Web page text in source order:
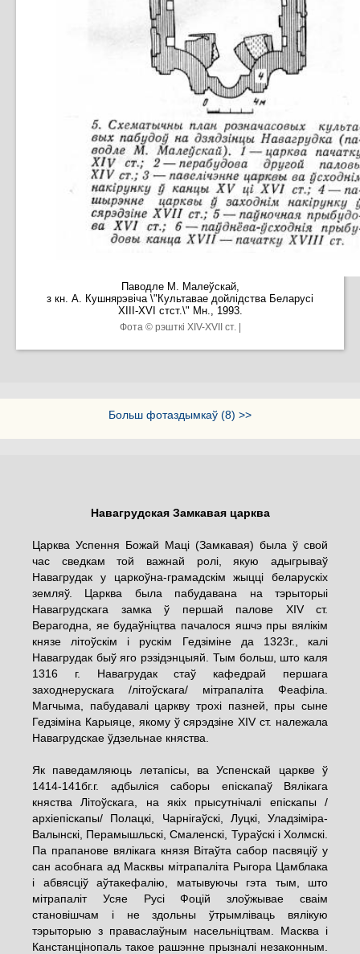
Паводле М. Малеўскай,
з кн. А. Кушнярэвіча \"Культавае дойлідства Беларусі
ХІІІ-XVI стст.\" Мн., 1993.
Фота © рэшткі XIV-XVII ст. |
Больш фотаздымкаў (8) >>
Навагрудская Замкавая царква
Царква Успення Божай Маці (Замкавая) была ў свой
час сведкам той важнай ролі, якую адыгрываў
Навагрудак у царкоўна-грамадскім жыцці беларускіх
земляў. Царква была пабудавана на тэрыторыі
Навагрудскага замка ў першай палове XIV ст.
Верагодна, яе будаўніцтва пачалося яшчэ пры вялікім
князе літоўскім і рускім Гедзіміне да 1323г., калі
Навагрудак быў яго рэзідэнцыяй. Тым больш, што каля
1316 г. Навагрудак стаў кафедрай першага
заходнерускага /літоўскага/ мітрапаліта Феафіла.
Магчыма, пабудавалі царкву трохі пазней, пры сыне
Гедзіміна Карыяце, якому ў сярэдзіне XIV ст. належала
Навагрудскае ўдзельнае княства.
Як паведамляюць летапісы, ва Успенскай царкве ў
1414-141бг.г. адбыліся саборы епіскапаў Вялікага
княства Літоўскага, на якіх прысутнічалі епіскапы /
архіепіскапы/ Полацкі, Чарнігаўскі, Луцкі, Уладзіміра-
Валынскі, Перамышльскі, Смаленскі, Тураўскі і Холмскі.
Па прапанове вялікага князя Вітаўта сабор пасвяціў у
сан асобнага ад Масквы мітрапаліта Рыгора Цамблака
і абвясціў аўтакефалію, матывуючы гэта тым, што
мітрапаліт Усяе Русі Фоцій злоўжывае сваім
становішчам і не здольны ўтрымліваць вялікую
тэрыторыю з праваслаўным насельніцтвам. Масква і
Канстанцінопаль такое рашэнне прызналі незаконным.